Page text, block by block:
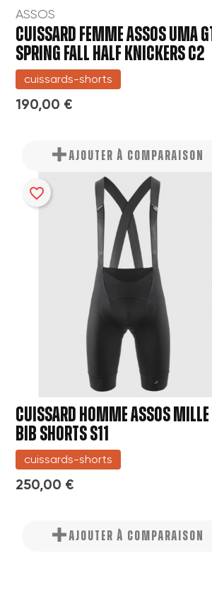
Connexion
ASSOS
CUISSARD FEMME ASSOS UMA
SPRING FALL HALF KNICKERS C2
cuissards-shorts
190,00 €
AJOUTER À COMPARAISON
CUISSARD HOMME ASSOS MILLE
BIB SHORTS S11
cuissards-shorts
250,00 €
favorite_border
AJOUTER À COMPARAISON